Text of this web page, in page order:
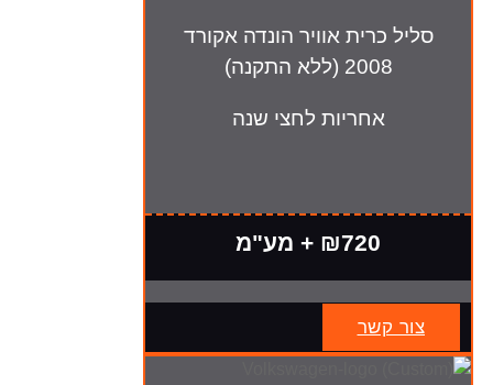
סליל כרית אוויר הונדה אקורד
2008 (ללא התקנה)
אחריות לחצי שנה
₪720 + מע"מ
צור קשר